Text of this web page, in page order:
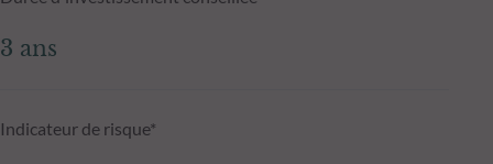
3 ans
Indicateur de risque*